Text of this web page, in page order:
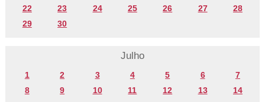
22
23 24 25 26 27
28
29
30
Julho
1 2 3 4 5 6
7
8
9 10 11 12 13
14